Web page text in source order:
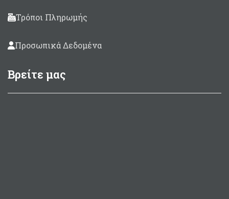
Τρόποι Πληρωμής
Προσωπικά Δεδομένα
Βρείτε μας